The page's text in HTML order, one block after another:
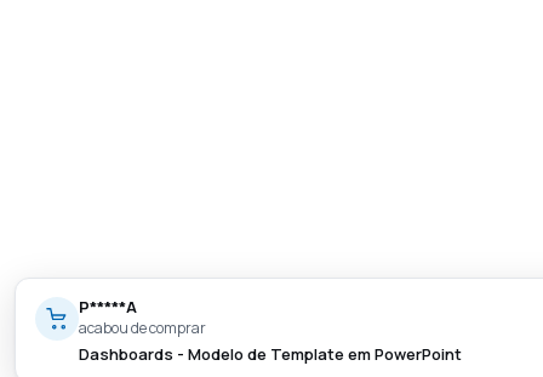
P*****A
acabou de comprar
Dashboards - Modelo de Template em PowerPoint